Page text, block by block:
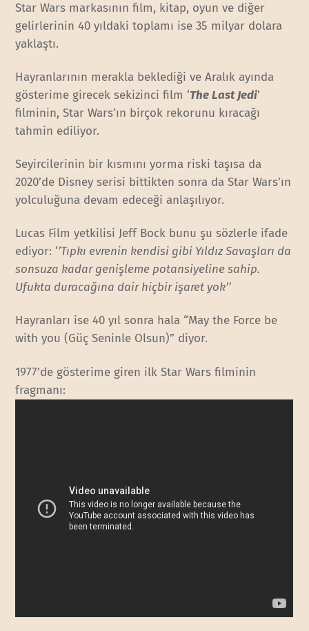
Star Wars markasının film, kitap, oyun ve diğer
gelirlerinin 40 yıldaki toplamı ise 35 milyar dolara
yaklaştı.
Hayranlarının merakla beklediği ve Aralık ayında
gösterime girecek sekizinci film ‘The Last Jedi’
filminin, Star Wars’ın birçok rekorunu kıracağı
tahmin ediliyor.
Seyircilerinin bir kısmını yorma riski taşısa da
2020’de Disney serisi bittikten sonra da Star Wars’ın
yolculuğuna devam edeceği anlaşılıyor.
Lucas Film yetkilisi Jeff Bock bunu şu sözlerle ifade
ediyor: ‘’Tıpkı evrenin kendisi gibi Yıldız Savaşları da
sonsuza kadar genişleme potansiyeline sahip.
Ufukta duracağına dair hiçbir işaret yok’’
Hayranları ise 40 yıl sonra hala “May the Force be
with you (Güç Seninle Olsun)” diyor.
1977’de gösterime giren ilk Star Wars filminin
fragmanı: